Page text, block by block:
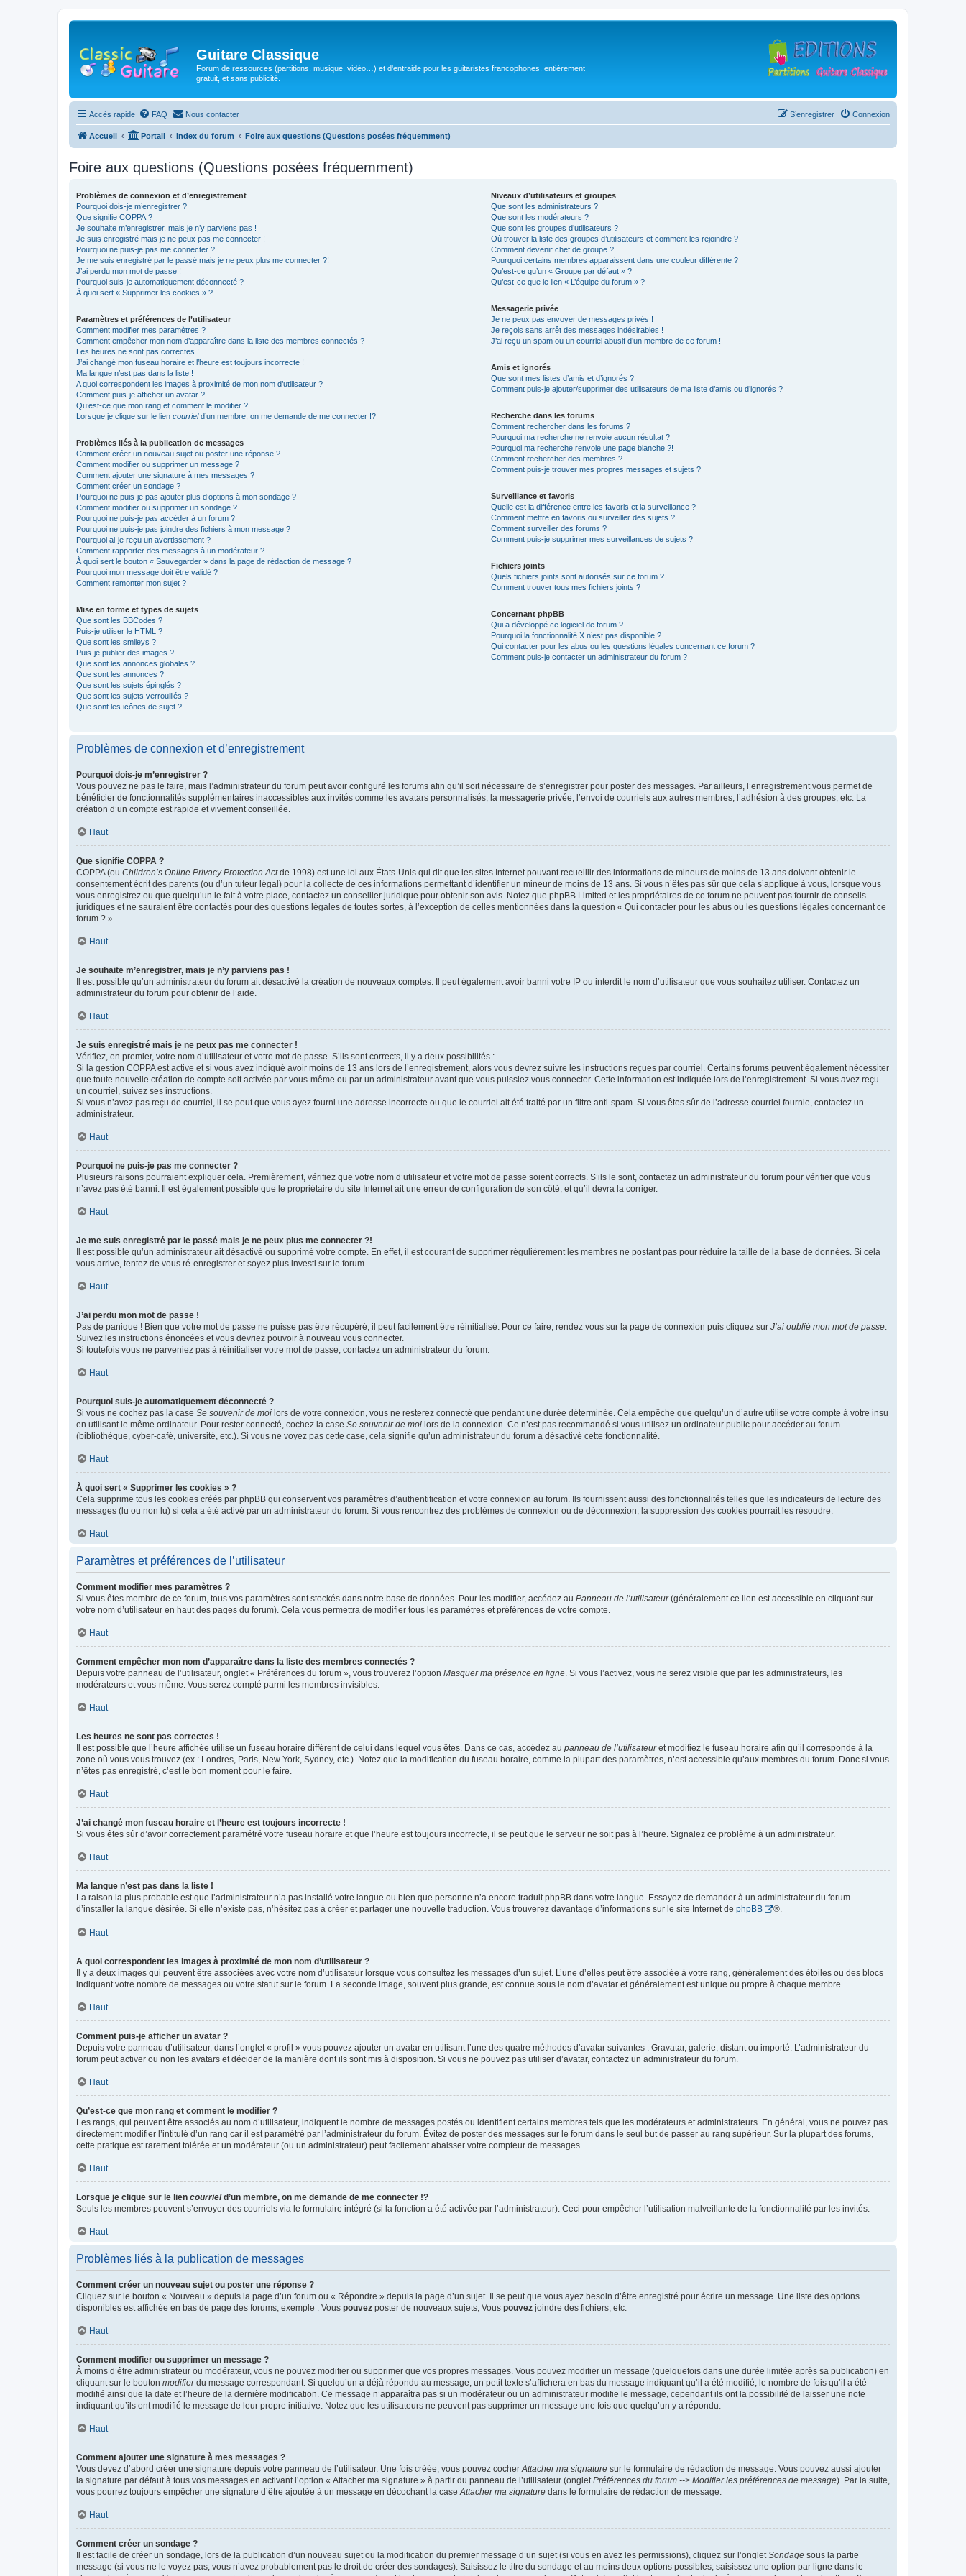
Guitare Classique
Forum de ressources (partitions, musique, vidéo…) et d'entraide pour les guitaristes francophones, entièrement
gratuit, et sans publicité.
Accès rapide FAQ Nous contacter Connexion
S’enregistrer
Accueil Portail Index du forum Foire aux questions (Questions posées fréquemment)
Foire aux questions (Questions posées fréquemment)
Problèmes de connexion et d’enregistrement
Pourquoi dois-je m’enregistrer ?
Que signifie COPPA ?
Je souhaite m’enregistrer, mais je n’y parviens pas !
Je suis enregistré mais je ne peux pas me connecter !
Pourquoi ne puis-je pas me connecter ?
Je me suis enregistré par le passé mais je ne peux plus me connecter ?!
J’ai perdu mon mot de passe !
Pourquoi suis-je automatiquement déconnecté ?
À quoi sert « Supprimer les cookies » ?
Paramètres et préférences de l’utilisateur
Comment modifier mes paramètres ?
Comment empêcher mon nom d’apparaître dans la liste des membres connectés ?
Les heures ne sont pas correctes !
J’ai changé mon fuseau horaire et l’heure est toujours incorrecte !
Ma langue n’est pas dans la liste !
A quoi correspondent les images à proximité de mon nom d’utilisateur ?
Comment puis-je afficher un avatar ?
Qu’est-ce que mon rang et comment le modifier ?
Lorsque je clique sur le lien courrield’un membre, on me demande de me connecter !?
Problèmes liés à la publication de messages
Comment créer un nouveau sujet ou poster une réponse ?
Comment modifier ou supprimer un message ?
Comment ajouter une signature à mes messages ?
Comment créer un sondage ?
Pourquoi ne puis-je pas ajouter plus d’options à mon sondage ?
Comment modifier ou supprimer un sondage ?
Pourquoi ne puis-je pas accéder à un forum ?
Pourquoi ne puis-je pas joindre des fichiers à mon message ?
Pourquoi ai-je reçu un avertissement ?
Comment rapporter des messages à un modérateur ?
À quoi sert le bouton « Sauvegarder » dans la page de rédaction de message ?
Pourquoi mon message doit être validé ?
Comment remonter mon sujet ?
Mise en forme et types de sujets
Que sont les BBCodes ?
Puis-je utiliser le HTML ?
Que sont les smileys ?
Puis-je publier des images ?
Que sont les annonces globales ?
Que sont les annonces ?
Que sont les sujets épinglés ?
Que sont les sujets verrouillés ?
Que sont les icônes de sujet ?
Niveaux d’utilisateurs et groupes
Que sont les administrateurs ?
Que sont les modérateurs ?
Que sont les groupes d’utilisateurs ?
Où trouver la liste des groupes d’utilisateurs et comment les rejoindre ?
Comment devenir chef de groupe ?
Pourquoi certains membres apparaissent dans une couleur différente ?
Qu’est-ce qu’un « Groupe par défaut » ?
Qu’est-ce que le lien « L’équipe du forum » ?
Messagerie privée
Je ne peux pas envoyer de messages privés !
Je reçois sans arrêt des messages indésirables !
J’ai reçu un spam ou un courriel abusif d’un membre de ce forum !
Amis et ignorés
Que sont mes listes d’amis et d’ignorés ?
Comment puis-je ajouter/supprimer des utilisateurs de ma liste d’amis ou d’ignorés ?
Recherche dans les forums
Comment rechercher dans les forums ?
Pourquoi ma recherche ne renvoie aucun résultat ?
Pourquoi ma recherche renvoie une page blanche ?!
Comment rechercher des membres ?
Comment puis-je trouver mes propres messages et sujets ?
Surveillance et favoris
Quelle est la différence entre les favoris et la surveillance ?
Comment mettre en favoris ou surveiller des sujets ?
Comment surveiller des forums ?
Comment puis-je supprimer mes surveillances de sujets ?
Fichiers joints
Quels fichiers joints sont autorisés sur ce forum ?
Comment trouver tous mes fichiers joints ?
Concernant phpBB
Qui a développé ce logiciel de forum ?
Pourquoi la fonctionnalité X n’est pas disponible ?
Qui contacter pour les abus ou les questions légales concernant ce forum ?
Comment puis-je contacter un administrateur du forum ?
Problèmes de connexion et d’enregistrement
Pourquoi dois-je m’enregistrer ?
Vous pouvez ne pas le faire, mais l’administrateur du forum peut avoir configuré les forums afin qu’il soit nécessaire de s’enregistrer pour poster des messages. Par ailleurs, l’enregistrement vous permet de
bénéficier de fonctionnalités supplémentaires inaccessibles aux invités comme les avatars personnalisés, la messagerie privée, l’envoi de courriels aux autres membres, l’adhésion à des groupes, etc. La
création d’un compte est rapide et vivement conseillée.
Haut
Que signifie COPPA ?
COPPA (ou Children’s Online Privacy Protection Actde 1998) est une loi aux États-Unis qui dit que les sites Internet pouvant recueillir des informations de mineurs de moins de 13 ans doivent obtenir le
consentement écrit des parents (ou d’un tuteur légal) pour la collecte de ces informations permettant d’identifier un mineur de moins de 13 ans. Si vous n’êtes pas sûr que cela s’applique à vous, lorsque vous
vous enregistrez ou que quelqu’un le fait à votre place, contactez un conseiller juridique pour obtenir son avis. Notez que phpBB Limited et les propriétaires de ce forum ne peuvent pas fournir de conseils
juridiques et ne sauraient être contactés pour des questions légales de toutes sortes, à l’exception de celles mentionnées dans la question « Qui contacter pour les abus ou les questions légales concernant ce
forum ? ».
Haut
Je souhaite m’enregistrer, mais je n’y parviens pas !
Il est possible qu’un administrateur du forum ait désactivé la création de nouveaux comptes. Il peut également avoir banni votre IP ou interdit le nom d’utilisateur que vous souhaitez utiliser. Contactez un
administrateur du forum pour obtenir de l’aide.
Haut
Je suis enregistré mais je ne peux pas me connecter !
Vérifiez, en premier, votre nom d’utilisateur et votre mot de passe. S’ils sont corrects, il y a deux possibilités :
Si la gestion COPPA est active et si vous avez indiqué avoir moins de 13 ans lors de l’enregistrement, alors vous devrez suivre les instructions reçues par courriel. Certains forums peuvent également nécessiter
que toute nouvelle création de compte soit activée par vous-même ou par un administrateur avant que vous puissiez vous connecter. Cette information est indiquée lors de l’enregistrement. Si vous avez reçu
un courriel, suivez ses instructions.
Si vous n’avez pas reçu de courriel, il se peut que vous ayez fourni une adresse incorrecte ou que le courriel ait été traité par un filtre anti-spam. Si vous êtes sûr de l’adresse courriel fournie, contactez un
administrateur.
Haut
Pourquoi ne puis-je pas me connecter ?
Plusieurs raisons pourraient expliquer cela. Premièrement, vérifiez que votre nom d’utilisateur et votre mot de passe soient corrects. S’ils le sont, contactez un administrateur du forum pour vérifier que vous
n’avez pas été banni. Il est également possible que le propriétaire du site Internet ait une erreur de configuration de son côté, et qu’il devra la corriger.
Haut
Je me suis enregistré par le passé mais je ne peux plus me connecter ?!
Il est possible qu’un administrateur ait désactivé ou supprimé votre compte. En effet, il est courant de supprimer régulièrement les membres ne postant pas pour réduire la taille de la base de données. Si cela
vous arrive, tentez de vous ré-enregistrer et soyez plus investi sur le forum.
Haut
J’ai perdu mon mot de passe !
Pas de panique ! Bien que votre mot de passe ne puisse pas être récupéré, il peut facilement être réinitialisé. Pour ce faire, rendez vous sur la page de connexion puis cliquez sur J’ai oublié mon mot de passe.
Suivez les instructions énoncées et vous devriez pouvoir à nouveau vous connecter.
Si toutefois vous ne parveniez pas à réinitialiser votre mot de passe, contactez un administrateur du forum.
Haut
Pourquoi suis-je automatiquement déconnecté ?
Si vous ne cochez pas la case Se souvenir de moi lors de votre connexion, vous ne resterez connecté que pendant une durée déterminée. Cela empêche que quelqu’un d’autre utilise votre compte à votre insu
en utilisant le même ordinateur. Pour rester connecté, cochez la case Se souvenir de moi lors de la connexion. Ce n’est pas recommandé si vous utilisez un ordinateur public pour accéder au forum
(bibliothèque, cyber-café, université, etc.). Si vous ne voyez pas cette case, cela signifie qu’un administrateur du forum a désactivé cette fonctionnalité.
Haut
À quoi sert « Supprimer les cookies » ?
Cela supprime tous les cookies créés par phpBB qui conservent vos paramètres d’authentification et votre connexion au forum. Ils fournissent aussi des fonctionnalités telles que les indicateurs de lecture des
messages (lu ou non lu) si cela a été activé par un administrateur du forum. Si vous rencontrez des problèmes de connexion ou de déconnexion, la suppression des cookies pourrait les résoudre.
Haut
Paramètres et préférences de l’utilisateur
Comment modifier mes paramètres ?
Si vous êtes membre de ce forum, tous vos paramètres sont stockés dans notre base de données. Pour les modifier, accédez au Panneau de l’utilisateur(généralement ce lien est accessible en cliquant sur
votre nom d’utilisateur en haut des pages du forum). Cela vous permettra de modifier tous les paramètres et préférences de votre compte.
Haut
Comment empêcher mon nom d’apparaître dans la liste des membres connectés ?
Depuis votre panneau de l’utilisateur, onglet « Préférences du forum », vous trouverez l’option Masquer ma présence en ligne. Si vous l’activez, vous ne serez visible que par les administrateurs, les
modérateurs et vous-même. Vous serez compté parmi les membres invisibles.
Haut
Les heures ne sont pas correctes !
Il est possible que l’heure affichée utilise un fuseau horaire différent de celui dans lequel vous êtes. Dans ce cas, accédez au panneau de l’utilisateuret modifiez le fuseau horaire afin qu’il corresponde à la
zone où vous vous trouvez (ex : Londres, Paris, New York, Sydney, etc.). Notez que la modification du fuseau horaire, comme la plupart des paramètres, n’est accessible qu’aux membres du forum. Donc si vous
n’êtes pas enregistré, c’est le bon moment pour le faire.
Haut
J’ai changé mon fuseau horaire et l’heure est toujours incorrecte !
Si vous êtes sûr d’avoir correctement paramétré votre fuseau horaire et que l’heure est toujours incorrecte, il se peut que le serveur ne soit pas à l’heure. Signalez ce problème à un administrateur.
Haut
Ma langue n’est pas dans la liste !
La raison la plus probable est que l’administrateur n’a pas installé votre langue ou bien que personne n’a encore traduit phpBB dans votre langue. Essayez de demander à un administrateur du forum
d’installer la langue désirée. Si elle n’existe pas, n’hésitez pas à créer et partager une nouvelle traduction. Vous trouverez davantage d’informations sur le site Internet de phpBB ®.
Haut
A quoi correspondent les images à proximité de mon nom d’utilisateur ?
Il y a deux images qui peuvent être associées avec votre nom d’utilisateur lorsque vous consultez les messages d’un sujet. L’une d’elles peut être associée à votre rang, généralement des étoiles ou des blocs
indiquant votre nombre de messages ou votre statut sur le forum. La seconde image, souvent plus grande, est connue sous le nom d’avatar et généralement est unique ou propre à chaque membre.
Haut
Comment puis-je afficher un avatar ?
Depuis votre panneau d’utilisateur, dans l’onglet « profil » vous pouvez ajouter un avatar en utilisant l’une des quatre méthodes d’avatar suivantes : Gravatar, galerie, distant ou importé. L’administrateur du
forum peut activer ou non les avatars et décider de la manière dont ils sont mis à disposition. Si vous ne pouvez pas utiliser d’avatar, contactez un administrateur du forum.
Haut
Qu’est-ce que mon rang et comment le modifier ?
Les rangs, qui peuvent être associés au nom d’utilisateur, indiquent le nombre de messages postés ou identifient certains membres tels que les modérateurs et administrateurs. En général, vous ne pouvez pas
directement modifier l’intitulé d’un rang car il est paramétré par l’administrateur du forum. Évitez de poster des messages sur le forum dans le seul but de passer au rang supérieur. Sur la plupart des forums,
cette pratique est rarement tolérée et un modérateur (ou un administrateur) peut facilement abaisser votre compteur de messages.
Haut
Lorsque je clique sur le lien courrield’un membre, on me demande de me connecter !?
Seuls les membres peuvent s’envoyer des courriels via le formulaire intégré (si la fonction a été activée par l’administrateur). Ceci pour empêcher l’utilisation malveillante de la fonctionnalité par les invités.
Haut
Problèmes liés à la publication de messages
Comment créer un nouveau sujet ou poster une réponse ?
Cliquez sur le bouton « Nouveau » depuis la page d’un forum ou « Répondre » depuis la page d’un sujet. Il se peut que vous ayez besoin d’être enregistré pour écrire un message. Une liste des options
disponibles est affichée en bas de page des forums, exemple : Vous pouvez poster de nouveaux sujets, Vous pouvez joindre des fichiers, etc.
Haut
Comment modifier ou supprimer un message ?
À moins d’être administrateur ou modérateur, vous ne pouvez modifier ou supprimer que vos propres messages. Vous pouvez modifier un message (quelquefois dans une durée limitée après sa publication) en
cliquant sur le bouton modifierdu message correspondant. Si quelqu’un a déjà répondu au message, un petit texte s’affichera en bas du message indiquant qu’il a été modifié, le nombre de fois qu’il a été
modifié ainsi que la date et l’heure de la dernière modification. Ce message n’apparaîtra pas si un modérateur ou un administrateur modifie le message, cependant ils ont la possibilité de laisser une note
indiquant qu’ils ont modifié le message de leur propre initiative. Notez que les utilisateurs ne peuvent pas supprimer un message une fois que quelqu’un y a répondu.
Haut
Comment ajouter une signature à mes messages ?
Vous devez d’abord créer une signature depuis votre panneau de l’utilisateur. Une fois créée, vous pouvez cocherAttacher ma signature sur le formulaire de rédaction de message. Vous pouvez aussi ajouter
la signature par défaut à tous vos messages en activant l’option « Attacher ma signature » à partir du panneau de l’utilisateur (ongletPréférences du forum --> Modifier les préférences de message). Par la suite,
vous pourrez toujours empêcher une signature d’être ajoutée à un message en décochant la caseAttacher ma signature dans le formulaire de rédaction de message.
Haut
Comment créer un sondage ?
Il est facile de créer un sondage, lors de la publication d’un nouveau sujet ou la modification du premier message d’un sujet (si vous en avez les permissions), cliquez sur l’ongletSondage sous la partie
message (si vous ne le voyez pas, vous n’avez probablement pas le droit de créer des sondages). Saisissez le titre du sondage et au moins deux options possibles, saisissez une option par ligne dans le